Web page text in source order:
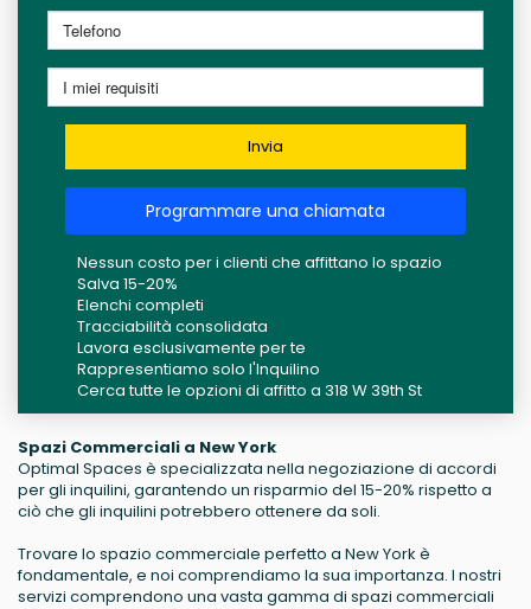
Invia
Programmare una chiamata
Nessun costo per i clienti che affittano lo spazio
Salva 15-20%
Elenchi completi
Tracciabilità consolidata
Lavora esclusivamente per te
Rappresentiamo solo l'Inquilino
Cerca tutte le opzioni di affitto a 318 W 39th St
Spazi Commerciali a New York
Optimal Spaces è specializzata nella negoziazione di accordi
per gli inquilini, garantendo un risparmio del 15-20% rispetto a
ciò che gli inquilini potrebbero ottenere da soli.
Trovare lo spazio commerciale perfetto a New York è
fondamentale, e noi comprendiamo la sua importanza. I nostri
servizi comprendono una vasta gamma di spazi commerciali